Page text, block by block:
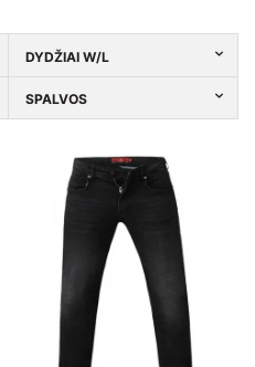
DYDŽIAI W/L
SPALVOS